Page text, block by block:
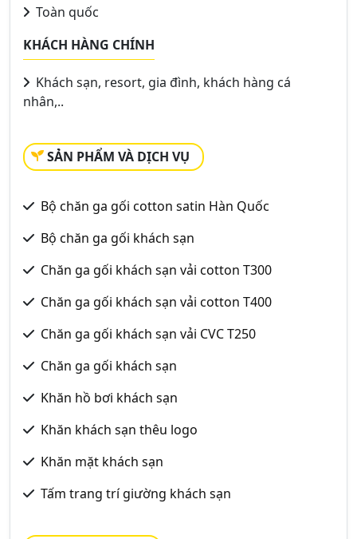
Toàn quốc
KHÁCH HÀNG CHÍNH
Khách sạn, resort, gia đình, khách hàng cá
nhân,..
SẢN PHẨM VÀ DỊCH VỤ
Bộ chăn ga gối cotton satin Hàn Quốc
Bộ chăn ga gối khách sạn
Chăn ga gối khách sạn vải cotton T300
Chăn ga gối khách sạn vải cotton T400
Chăn ga gối khách sạn vải CVC T250
Chăn ga gối khách sạn
Khăn hồ bơi khách sạn
Khăn khách sạn thêu logo
Khăn mặt khách sạn
Tấm trang trí giường khách sạn